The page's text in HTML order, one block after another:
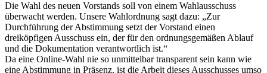
Die Wahl des neuen Vorstands soll von einem Wahlausschuss
überwacht werden. Unsere Wahlordnung sagt dazu: „Zur
Durchführung der Abstimmung setzt der Vorstand einen
dreiköpfigen Ausschuss ein, der für den ordnungsgemäßen Ablauf
und die Dokumentation verantwortlich ist.“
Da eine Online-Wahl nie so unmittelbar transparent sein kann wie
eine Abstimmung in Präsenz, ist die Arbeit dieses Ausschusses umso